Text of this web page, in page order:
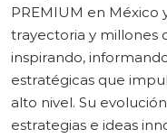
PREMIUM en México
trayectoria y millones
inspirando,
estratégicas que
alto nivel. Su
estrategias e ideas